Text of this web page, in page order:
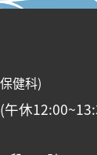
健科)
休